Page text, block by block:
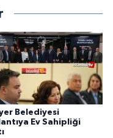
Belediyesi
Ev Sahipliği